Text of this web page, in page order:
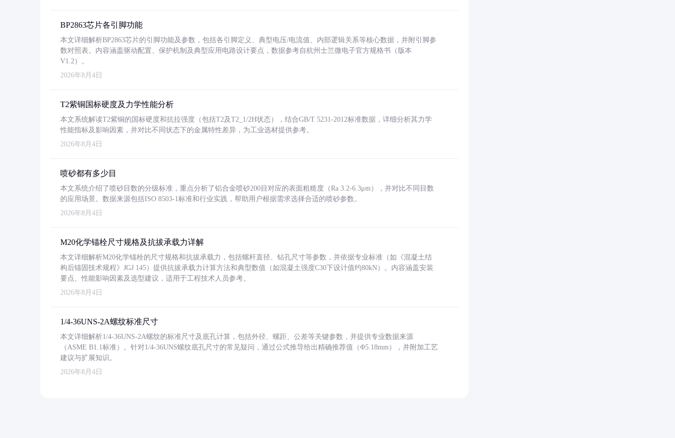
BP2863芯片各引脚功能
本文详细解析BP2863芯片的引脚功能及参数，包括各引脚定义、典型电压/电流值、内部逻辑关系等核心数据，并附引脚参
数对照表。内容涵盖驱动配置、保护机制及典型应用电路设计要点，数据参考自杭州士兰微电子官方规格书（版本
V1.2）。
2026年8月4日
T2紫铜国标硬度及力学性能分析
本文系统解读T2紫铜的国标硬度和抗拉强度（包括T2及T2_1/2H状态），结合GB/T 5231-2012标准数据，详细分析其力学
性能指标及影响因素，并对比不同状态下的金属特性差异，为工业选材提供参考。
2026年8月4日
喷砂都有多少目
本文系统介绍了喷砂目数的分级标准，重点分析了铝合金喷砂200目对应的表面粗糙度（Ra 3.2-6.3μm），并对比不同目数
的应用场景。数据来源包括ISO 8503-1标准和行业实践，帮助用户根据需求选择合适的喷砂参数。
2026年8月4日
M20化学锚栓尺寸规格及抗拔承载力详解
本文详细解析M20化学锚栓的尺寸规格和抗拔承载力，包括螺杆直径、钻孔尺寸等参数，并依据专业标准（如《混凝土结
构后锚固技术规程》JGJ 145）提供抗拔承载力计算方法和典型数值（如混凝土强度C30下设计值约80kN）。内容涵盖安装
要点、性能影响因素及选型建议，适用于工程技术人员参考。
2026年8月4日
1/4-36UNS-2A螺纹标准尺寸
本文详细解析1/4-36UNS-2A螺纹的标准尺寸及底孔计算，包括外径、螺距、公差等关键参数，并提供专业数据来源
（ASME B1.1标准）。针对1/4-36UNS螺纹底孔尺寸的常见疑问，通过公式推导给出精确推荐值（Φ5.18mm），并附加工艺
建议与扩展知识。
2026年8月4日